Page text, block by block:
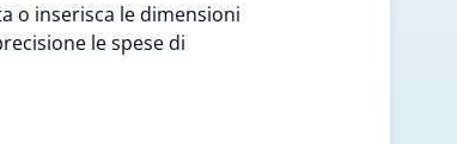
o inserisca le dimensioni
le spese di